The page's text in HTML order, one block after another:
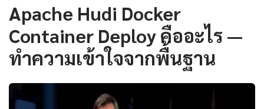
Apache Hudi Docker
Container Deploy คืออะไร —
ทำความเข้าใจจากพื้นฐาน